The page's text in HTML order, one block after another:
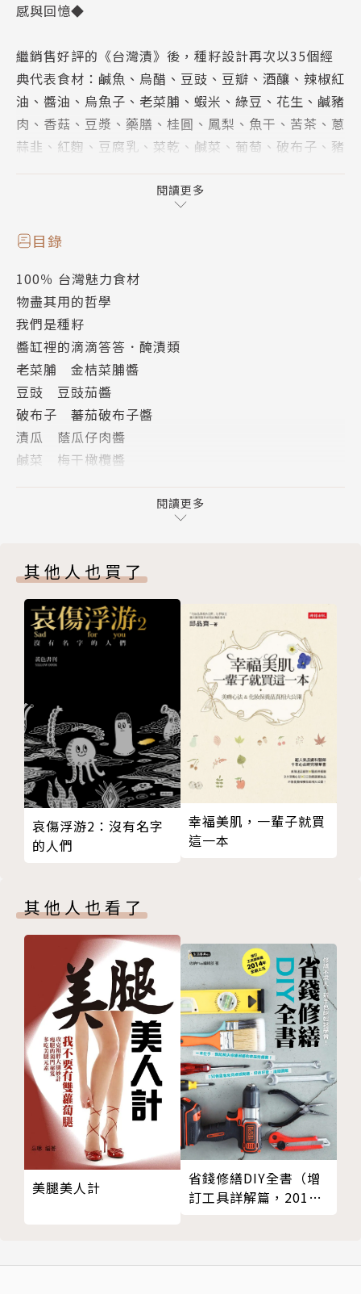
感與回憶◆
繼銷售好評的《台灣漬》後，種籽設計再次以35個經
典代表食材：鹹魚、烏醋、豆豉、豆瓣、酒釀、辣椒紅
油、醬油、烏魚子、老菜脯、蝦米、綠豆、花生、鹹豬
肉、香菇、豆漿、藥膳、桂圓、鳳梨、魚干、苦茶、蔥
蒜韭、紅麴、豆腐乳、菜乾、鹹菜、葡萄、破布子、豬
薑釅釀成醬，用醬來觸類旁通，以這料理之魂，帶出更
體，台灣的各色菜餚滋味得以輕易展現。尤其在食安問
題充斥的年代，吃自己做的醬，最實在！用它入菜烹煮
出多式創意料理，更能畫龍點睛，吃出食材新鮮美妙滋
味，更在美味中品嚐到滿滿幸福感！
作者簡介
種籽設計
節氣長河中
自發的、內向的、寧靜的看待尋找自己與土地、與歷
專注於：
品牌創新研究與行銷
故事化行銷
體驗設計
節氣飲食設計開發
閱讀更多
目錄
100％ 台灣魅力食材
物盡其用的哲學
我們是種籽
醬缸裡的滴滴答答．醃漬類
老菜脯 金桔菜脯醬
豆豉 豆豉茄醬
破布子 蕃茄破布子醬
漬瓜 蔭瓜仔肉醬
鹹菜 梅干橄欖醬
太陽與風拂拂曬曬．乾燥類
鹹魚 鹹魚雞粒醬
魚乾 香菇蔥蒜扁魚醬
菜乾 筍乾蝦蒜醬
鹹豬肉 鹹豬肉芹菜醬
香菇 香菇芹菜辣油醬
一樣米要飼百樣人．米食類
米酒 蒸魚露醬
酒釀 菊花甜酒釀醬
紅糟 玫瑰紅糟醬
鹹蛋 鹹蛋冬菜醬
綠豆 杏仁豆蒜醬
花生 花生芝麻醬
蔥蒜韭 蔥蒜豆酥醬
老薑 老薑樹子冬瓜醬
青草 香椿菜脯辣椒醬
藥膳 人蔘枸杞料酒
鳳梨 鳳梨豆豉醬
葡萄 葡萄紅茶果醬
桂圓 桂圓紅棗醬
謝天謝地吃飽吃巧．人生調味
油蔥酥 豬油蔥酥醬
麻油 麻油薑醬
烏醋 五香醋辣醬
醬油 馬告清油醬
黑糖 香料黑糖
閱讀更多
其他人也買了
哀傷浮游2：沒有名字
的人們
幸福美肌，一輩子就買
這一本
其他人也看了
美腿美人計
省錢修繕DIY全書（增
訂工具詳解篇，2014